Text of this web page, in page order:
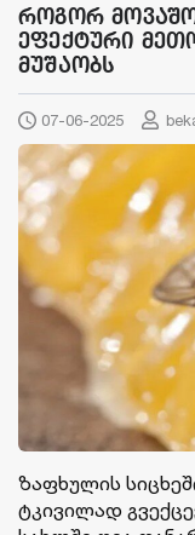
როგორ
ეფექტური
მუშაობს
07-06-2025
ზაფხულის
ტკივილად